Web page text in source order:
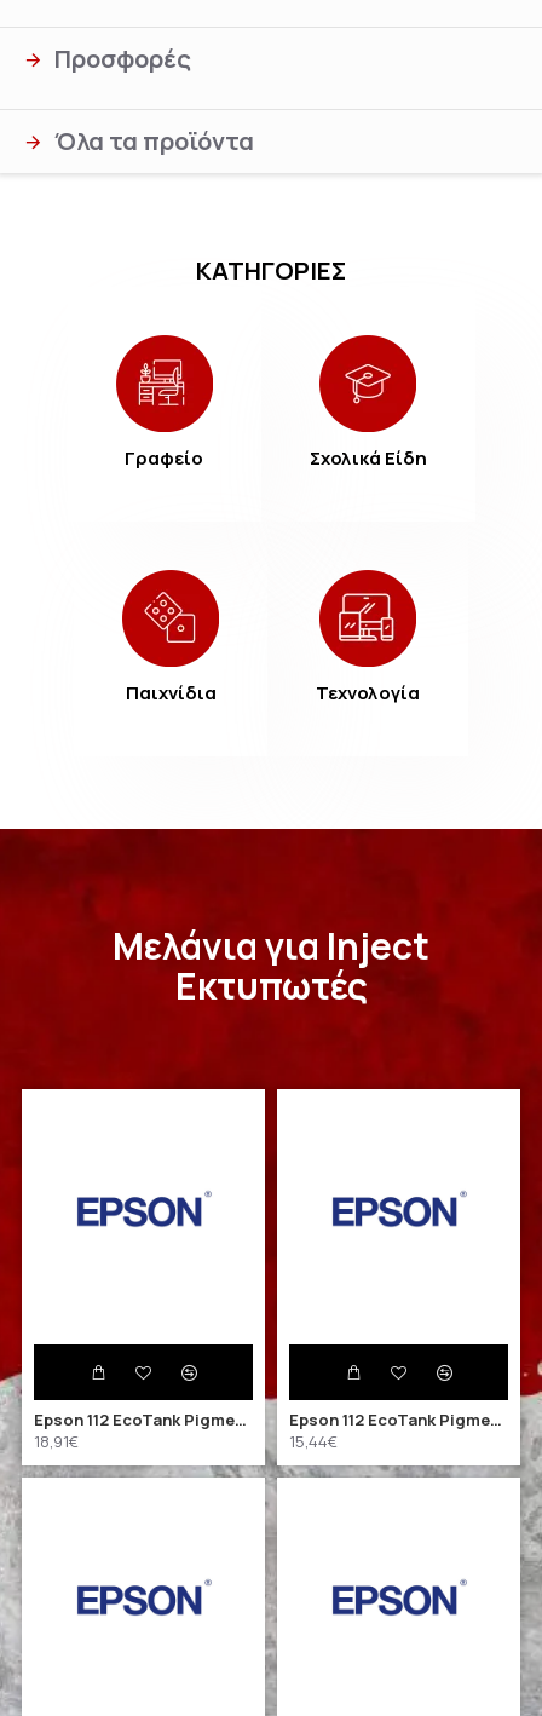
Προσφορές
Όλα τα προϊόντα
ΚΑΤΗΓΟΡΙΕΣ
Γραφείο Σχολικά Είδη
Παιχνίδια Τεχνολογία
Μελάνια για Inject
Εκτυπωτές
Epson 112 EcoTank Pigment Black ink bottle (C13T06C14A) (EPST06C14A)
18,91€
Epson 112 EcoTank Pigment Cyan ink bottle (C13T06C24A) (EPST06C24A)
15,44€